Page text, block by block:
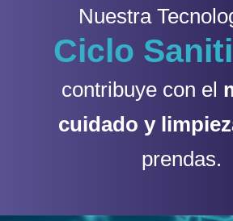
Nuestra
Ciclo
contribuye con el
cuidado y
prendas.